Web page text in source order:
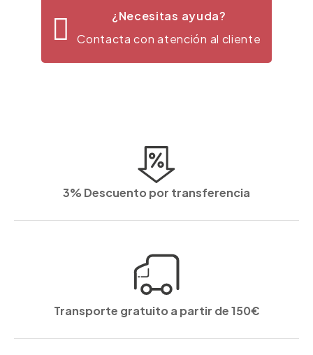
¿Necesitas ayuda?
Contacta con atención al cliente
3% Descuento por transferencia
Transporte gratuito a partir de 150€